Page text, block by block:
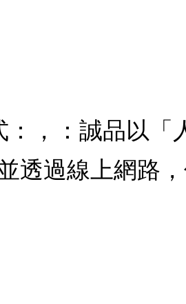
，：誠品以「
透過線上網路